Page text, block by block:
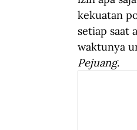
kekuatan
setiap saat
waktunya
Pejuang.